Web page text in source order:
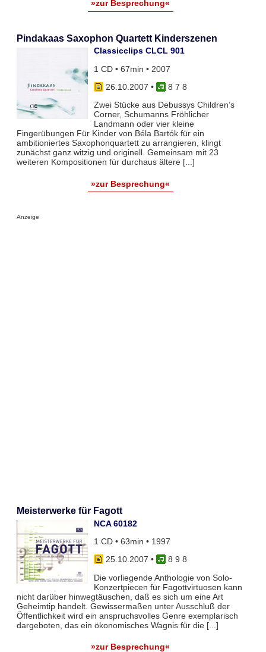
»zur Besprechung«
Pindakaas Saxophon Quartett Kinderszenen
Classicclips CLCL 901
1 CD • 67min • 2007
26.10.2007 •
8 7 8
Zwei Stücke aus Debussys Children’s
Corner, Schumanns Fröhlicher
Landmann oder vier kleine
Fingerübungen Für Kinder von Béla Bartók für ein
ambitioniertes Saxophonquartett zu arrangieren, klingt
zunächst ganz witzig und originell. Gemeinsam mit 23
weiteren Kompositionen für durchaus ältere [...]
»zur Besprechung«
Anzeige
Meisterwerke für Fagott
NCA 60182
1 CD • 63min • 1997
25.10.2007 •
8 9 8
Die vorliegende Anthologie von Solo-
Konzertpiecen für Fagottvirtuosen kann
nicht darüber hinwegtäuschen, daß es sich um eine Art
Geheimtip handelt. Gewissermaßen unter Ausschluß der
Öffentlichkeit wird ein anspruchsvolles Genre exemplarisch
dargeboten, das ein ökonomisches Wagnis für die [...]
»zur Besprechung«